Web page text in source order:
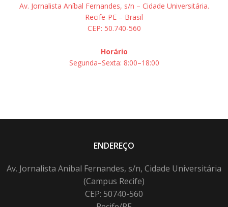
Av. Jornalista Aníbal Fernandes, s/n – Cidade Universitária.
Recife-PE – Brasil
CEP: 50.740-560
Horário
Segunda–Sexta: 8:00–18:00
ENDEREÇO
Av. Jornalista Anibal Fernandes, s/n, Cidade Universitária
(Campus Recife)
CEP: 50740-560